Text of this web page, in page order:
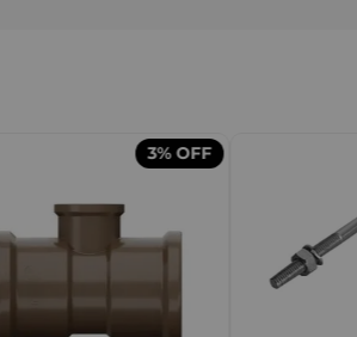
3%OFF